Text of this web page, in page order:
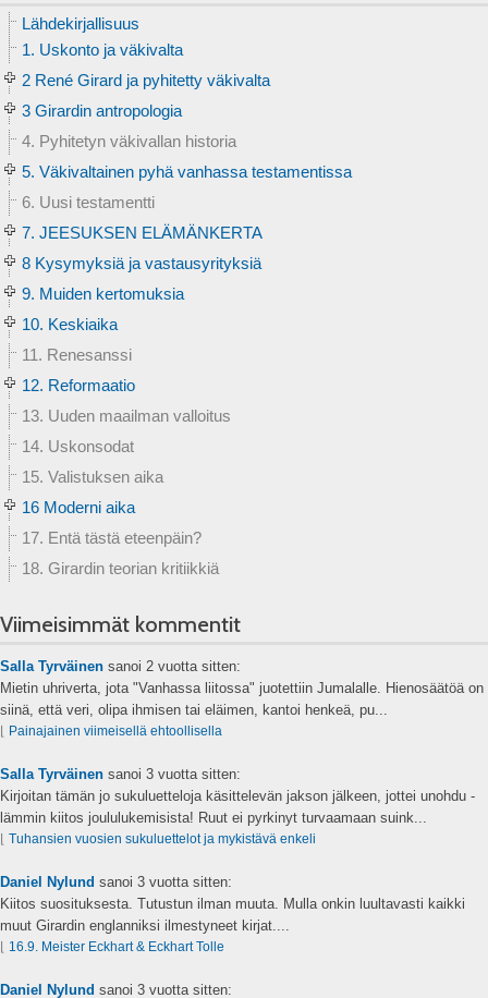
Lähdekirjallisuus
1. Uskonto ja väkivalta
2 René Girard ja pyhitetty väkivalta
3 Girardin antropologia
4. Pyhitetyn väkivallan historia
5. Väkivaltainen pyhä vanhassa testamentissa
6. Uusi testamentti
7. JEESUKSEN ELÄMÄNKERTA
8 Kysymyksiä ja vastausyrityksiä
9. Muiden kertomuksia
10. Keskiaika
11. Renesanssi
12. Reformaatio
13. Uuden maailman valloitus
14. Uskonsodat
15. Valistuksen aika
16 Moderni aika
17. Entä tästä eteenpäin?
18. Girardin teorian kritiikkiä
Viimeisimmät kommentit
Salla Tyrväinen sanoi 2 vuotta sitten:
Mietin uhriverta, jota "Vanhassa liitossa" juotettiin Jumalalle. Hienosäätöä on
siinä, että veri, olipa ihmisen tai eläimen, kantoi henkeä, pu...
Painajainen viimeisellä ehtoollisella
Salla Tyrväinen sanoi 3 vuotta sitten:
Kirjoitan tämän jo sukuluetteloja käsittelevän jakson jälkeen, jottei unohdu -
lämmin kiitos joululukemisista! Ruut ei pyrkinyt turvaamaan suink...
Tuhansien vuosien sukuluettelot ja mykistävä enkeli
Daniel Nylund sanoi 3 vuotta sitten:
Kiitos suosituksesta. Tutustun ilman muuta. Mulla onkin luultavasti kaikki
muut Girardin englanniksi ilmestyneet kirjat....
16.9. Meister Eckhart & Eckhart Tolle
Daniel Nylund sanoi 3 vuotta sitten: